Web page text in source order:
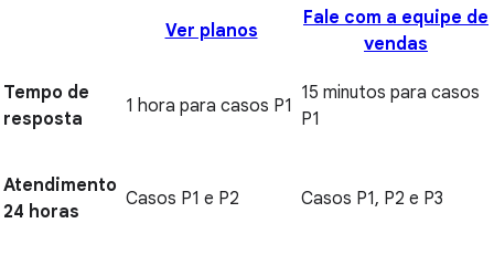
Ver planos
Fale com a equipe de
vendas
Tempo de
resposta
1 hora para casos P1
15 minutos para casos
P1
Atendimento
24 horas
Casos P1 e P2 Casos P1, P2 e P3